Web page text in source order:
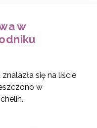
w
się na liście
w